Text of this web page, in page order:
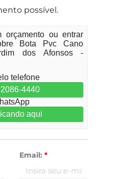
possível.
orçamento ou entrar
Bota Pvc Cano
dos Afonsos -
telefone
4440
aqui
Email: *